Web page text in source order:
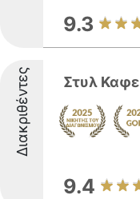
9.3
Διακριθέντες Στυλ Καφε
9.4